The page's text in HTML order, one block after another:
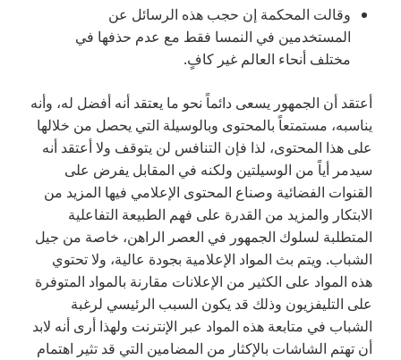
وقالت المحكمة إن حجب هذه الرسائل عن
المستخدمين في النمسا فقط مع عدم حذفها في
مختلف أنحاء العالم غير كافٍ.
أعتقد أن الجمهور يسعى دائماً نحو ما يعتقد أنه أفضل له، وأنه
يناسبه، مستمتعاً بالمحتوى وبالوسيلة التي يحصل من خلالها
على هذا المحتوى، لذا فإن التنافس لن يتوقف ولا أعتقد أنه
سيدمر أياً من الوسيلتين ولكنه في المقابل يفرض على
القنوات الفضائية وصناع المحتوى الإعلامي فيها المزيد من
الابتكار والمزيد من القدرة على فهم الطبيعة التفاعلية
المتطلبة لسلوك الجمهور في العصر الراهن، خاصة من جيل
الشباب. ويتم بث المواد الإعلامية بجودة عالية، ولا تحتوي
هذه المواد على الكثير من الإعلانات مقارنة بالمواد المتوفرة
على التليفزيون وذلك قد يكون السبب الرئيسي لرغبة
الشباب في متابعة هذه المواد عبر الإنترنت ولهذا أرى أنه لابد
أن تهتم الشاشات بالإكثار من المضامين التي قد تثير اهتمام